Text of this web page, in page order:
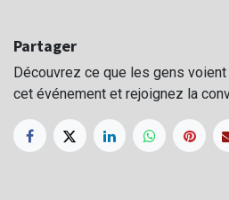
Partager
Découvrez ce que les gens
cet événement et rejoignez la